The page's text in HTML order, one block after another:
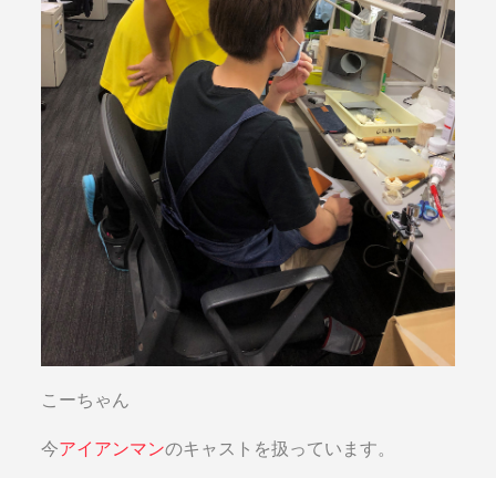
こーちゃん
今アイアンマンのキャストを扱っています。